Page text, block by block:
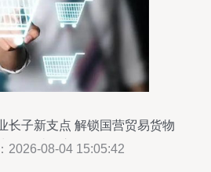
长子新支点 解锁国营贸易货物
口的破局之道
2026-08-04 15:05:42